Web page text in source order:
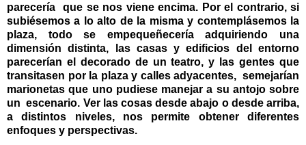
parecería que se nos viene encima. Por el contrario, si
subiésemos a lo alto de la misma y contemplásemos la
plaza, todo se empequeñecería adquiriendo una
dimensión distinta, las casas y edificios del entorno
parecerían el decorado de un teatro, y las gentes que
transitasen por la plaza y calles adyacentes, semejarían
marionetas que uno pudiese manejar a su antojo sobre
un escenario. Ver las cosas desde abajo o desde arriba,
a distintos niveles, nos permite obtener diferentes
enfoques y perspectivas.